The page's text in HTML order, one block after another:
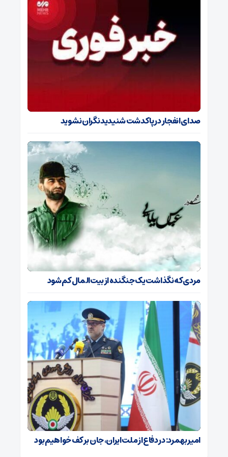
صدای انفجار در پاکدشت شنیدید نگران نشوید
مردی که نگذاشت یک جنگنده از بیت‌المال کم شود
امیر بهمرد: در دفاع از ملت ایران، جان بر کف خواهیم بود